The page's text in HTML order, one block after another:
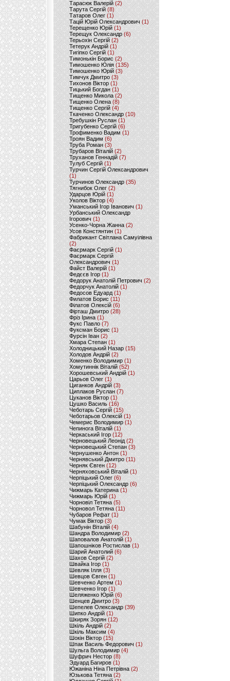
Тарасюк Валерій (2)
Тарута Сергій (8)
Татаров Олег(1)
Тацій Юрій Олександрович(1)
Терещенко Юрій(1)
Терещук Олександр(6)
Терьохін Сергій (2)
Тетерук Андрій (1)
Тигіпко Сергій(1)
Тимонькін Борис (2)
Тимошенко Юлія (135)
Тимошенко Юрій(3)
Тимчук Дмитро (3)
Тихонов Віктор (1)
Тицький Богдан (1)
Тищенко Микола (2)
Тищенко Олена (8)
Тищенко Сергій (4)
Ткаченко Олександр (10)
Требушкін Руслан (1)
Тригубенко Сергій(6)
Трофименко Вадим (1)
Троян Вадим (6)
Труба Роман(3)
Трубаров Віталій (2)
Труханов Геннадій (7)
Тулуб Сергій(1)
Турчин Сергій Олександрович
(1)
Турчинов Олександр(35)
Тягнибок Олег (2)
Ударцов Юрій (1)
Уколов Віктор(4)
Уманський Ігор Іванович(1)
Урбанський Олександр
Ігорович (1)
Усенко-Чорна Жанна (2)
Усов Констянтин(1)
Фабрикант Світлана Самуілівна
(2)
Фаєрмарк Сергій(1)
Фаєрмарк Сергій
Олександрович (1)
Файст Валерій(1)
Федєєв Ігор (1)
Федорук Анатолій Петрович (2)
Федорчук Анатолій (1)
Федосов Едуард (1)
Филатов Борис (11)
Філатов Олексій (6)
Фірташ Дмитро (28)
Фріз Ірина (1)
Фукс Павло (7)
Фуксман Борис (1)
Фурсін Іван (2)
Хмара Степан(1)
Холодницький Назар(15)
Холодов Андрій (2)
Хоменко Володимир (1)
Хомутиннік Віталій (52)
Хорошевський Андрій (1)
Царьов Олег (1)
Циганков Андрій (3)
Циплаков Руслан(7)
Цуканов Віктор (1)
Цушко Василь (16)
Чеботарь Сергій (15)
Чеботарьов Олексій (1)
Чемерис Володимир (1)
Чепинога Віталій (1)
Черкаський Ігор (12)
Черновецький Леонід(2)
Черновецький Степан (3)
Чернушенко Антон (1)
Чернявський Дмитро(11)
Черняк Євген(12)
Черняховський Віталій (1)
Черпіцький Олег (6)
Черпіцький Олександр (6)
Чижмарь Катерина (1)
Чижмарь Юрій (1)
Чорновіл Тетяна (5)
Чорновол Тетяна (11)
Чубаров Рефат (1)
Чумак Віктор(3)
Шабунін Віталій (4)
Шандра Володимир (2)
Шаповалов Анатолій(1)
Шапошніков Ростислав(1)
Шарий Анатолий(6)
Шахов Сергій(2)
Швайка Ігор (1)
Шевляк Ілля (3)
Шевцов Євген (1)
Шевченко Артем(1)
Шевченко Ігор(1)
Шеляженко Юрій (6)
Шенцев Дмитро (3)
Шепелев Олександр (39)
Шипко Андрій(1)
Шкиряк Зорян(12)
Шкіль Андрій(2)
Шкіль Максим (4)
Шокін Віктор (15)
Шпак Василь Федорович (1)
Шульга Володимир (4)
Шуфрич Нестор(8)
Эдуард Багиров (1)
Южаніна Ніна Петрівна (2)
Юзькова Тетяна(2)